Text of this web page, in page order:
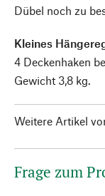
Dübel noch zu
Kleines
4 Deckenhaken
Gewicht 3,8 kg.
Weitere Artikel
Frage zum